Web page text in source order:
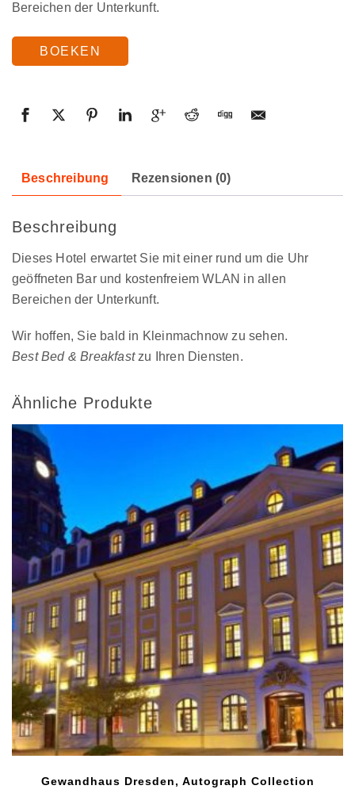
Bereichen der Unterkunft.
BOEKEN
Beschreibung Rezensionen (0)
Beschreibung
Dieses Hotel erwartet Sie mit einer rund um die Uhr
geöffneten Bar und kostenfreiem WLAN in allen
Bereichen der Unterkunft.
Wir hoffen, Sie bald in Kleinmachnow zu sehen.
Best Bed & Breakfastzu Ihren Diensten.
Ähnliche Produkte
Gewandhaus Dresden, Autograph Collection